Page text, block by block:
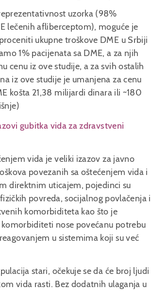
uzorka (98%
lečenih afliberceptom), moguće je
ukupne troškove DME u Srbiji
1% pacijenata sa DME, a za njih
cenu iz ove studije, a za svih ostalih
iz ove studije je umanjena za cenu
košta 21,38 milijardi dinara ili ~180
gubitka vida za zdravstveni
vida je veliki izazov za javno
povezanih sa oštećenjem vida i
direktnim uticajem, pojedinci su
povreda, socijalnog povlačenja i
komorbiditeta kao što je
nose povećanu potrebu
u sistemima koji su već
stari, očekuje se da će broj ljudi
vida rasti. Bez dodatnih ulaganja u